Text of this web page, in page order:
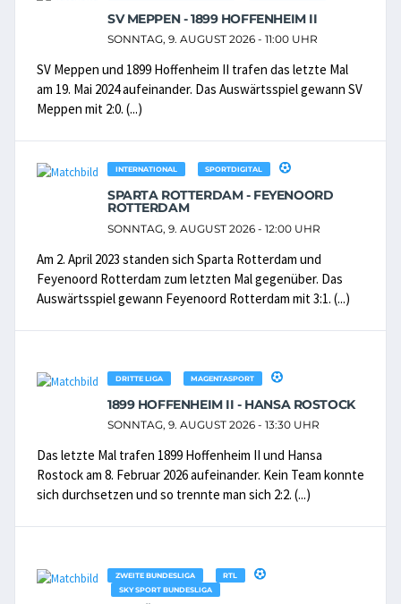
SV MEPPEN - 1899 HOFFENHEIM II
SONNTAG, 9. AUGUST 2026 - 11:00 UHR
SV Meppen und 1899 Hoffenheim II trafen das letzte Mal
am 19. Mai 2024 aufeinander. Das Auswärtsspiel gewann SV
Meppen mit 2:0. (...)
INTERNATIONAL SPORTDIGITAL
SPARTA ROTTERDAM - FEYENOORD
ROTTERDAM
SONNTAG, 9. AUGUST 2026 - 12:00 UHR
Am 2. April 2023 standen sich Sparta Rotterdam und
Feyenoord Rotterdam zum letzten Mal gegenüber. Das
Auswärtsspiel gewann Feyenoord Rotterdam mit 3:1. (...)
DRITTE LIGA MAGENTASPORT
1899 HOFFENHEIM II - HANSA ROSTOCK
SONNTAG, 9. AUGUST 2026 - 13:30 UHR
Das letzte Mal trafen 1899 Hoffenheim II und Hansa
Rostock am 8. Februar 2026 aufeinander. Kein Team konnte
sich durchsetzen und so trennte man sich 2:2. (...)
ZWEITE BUNDESLIGA
RTL
SKY SPORT BUNDESLIGA